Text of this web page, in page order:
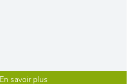
En savoir plus